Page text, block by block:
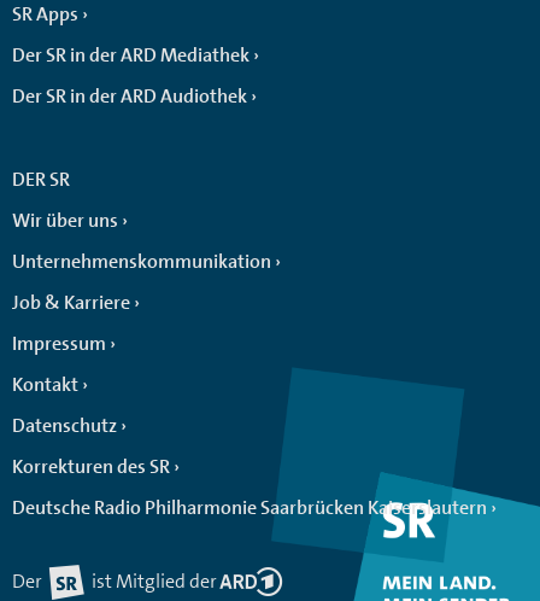
SR Apps
Der SR in der ARD Mediathek
Der SR in der ARD Audiothek
DER SR
Wir über uns
Unternehmenskommunikation
Job & Karriere
Impressum
Kontakt
Datenschutz
Korrekturen des SR
Deutsche Radio Philharmonie Saarbrücken Kaiserslautern
Der ist Mitglied der